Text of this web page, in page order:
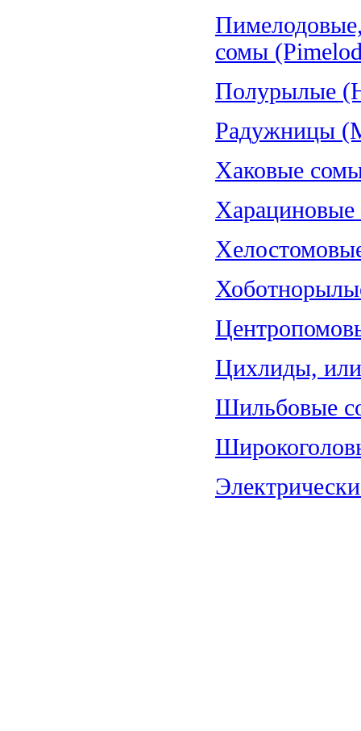
сомы
Полурылые
Радужницы
Хаковые
Харациновые
Цихлиды,
Шильбовые